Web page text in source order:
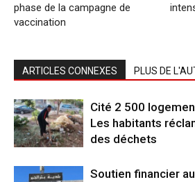
phase de la campagne de
vaccination
ARTICLES CONNEXES PLUS DE
Cité 2 500
Les habitants
des déchets
Soutien financier